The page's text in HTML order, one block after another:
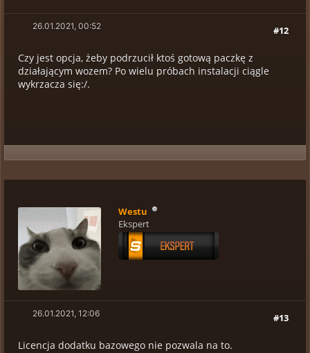
#12
26.01.2021, 00:52
Czy jest opcja, żeby podrzucił ktoś gotową paczkę z
działającym wozem? Po wielu próbach instalacji ciągle
wykrzacza się:/.
Westu
Ekspert
#13
26.01.2021, 12:06
Licencja dodatku bazowego nie pozwala na to.